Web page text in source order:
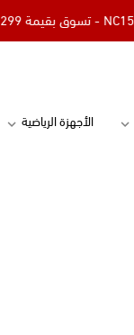
الأجهزة الرياضية